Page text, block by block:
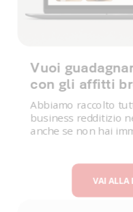
Vuoi
con gli affitti
Abbiamo raccolto
business redditizio
anche se non hai
VAI ALLA